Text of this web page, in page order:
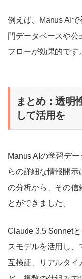
例えば、Manus AI
門データベースや公
フローが効果的です。
まとめ：透明
して活用を
Manus AIの学習デ
らの詳細な情報開示
の分析から、その信
とができました。
Claude 3.5 Sonnet
スモデルを活用し、
互検証、リアルタイ